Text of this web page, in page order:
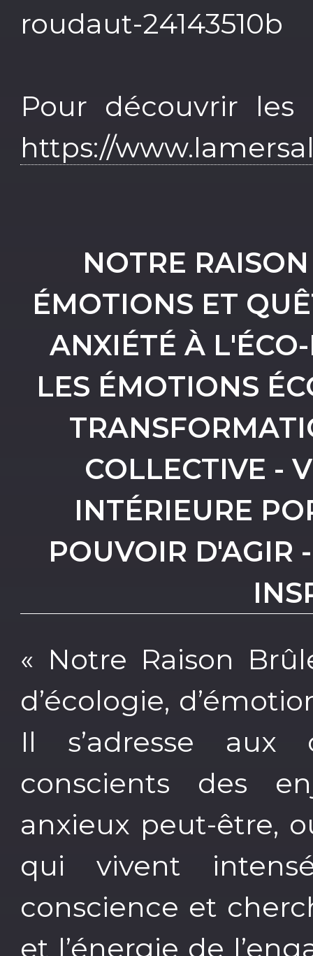
roudaut-24143510b
Pour découvrir
https://
NOTRE
ÉMOTIONS ET
ANXIÉTÉ À
LES ÉMOTIONS
COLLECTIVE -
INTÉRIEURE
POUVOIR D'AGIR
« Notre Raison
d’écologie,
Il s’adresse aux
conscients des
anxieux peut-être,
qui vivent
conscience et
et l’énergie de